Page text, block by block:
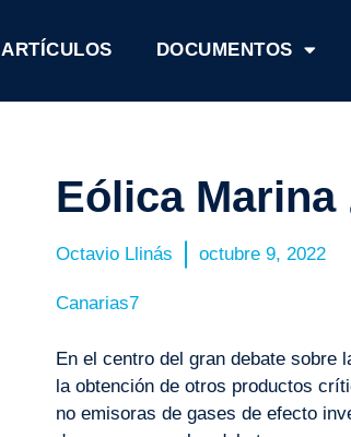
ARTÍCULOS DOCUMENTOS
Eólica Marina
Octavio Llinás octubre 9, 2022
Canarias7
En el centro del gran debate sobre
la obtención de otros productos
no emisoras de gases de efecto